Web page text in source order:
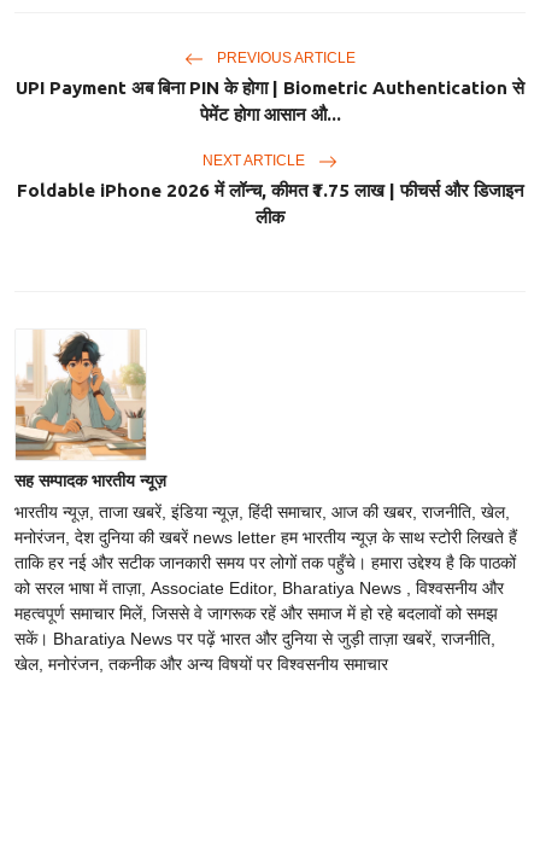
PREVIOUS ARTICLE
UPI Payment अब बिना PIN के होगा | Biometric Authentication से
पेमेंट होगा आसान औ...
NEXT ARTICLE
Foldable iPhone 2026 में लॉन्च, कीमत ₹1.75 लाख | फीचर्स और डिजाइन
लीक
सह सम्पादक भारतीय न्यूज़
भारतीय न्यूज़, ताजा खबरें, इंडिया न्यूज़, हिंदी समाचार, आज की खबर, राजनीति, खेल,
मनोरंजन, देश दुनिया की खबरें news letter हम भारतीय न्यूज़ के साथ स्टोरी लिखते हैं
ताकि हर नई और सटीक जानकारी समय पर लोगों तक पहुँचे। हमारा उद्देश्य है कि पाठकों
को सरल भाषा में ताज़ा, Associate Editor, Bharatiya News , विश्वसनीय और
महत्वपूर्ण समाचार मिलें, जिससे वे जागरूक रहें और समाज में हो रहे बदलावों को समझ
सकें। Bharatiya News पर पढ़ें भारत और दुनिया से जुड़ी ताज़ा खबरें, राजनीति,
खेल, मनोरंजन, तकनीक और अन्य विषयों पर विश्वसनीय समाचार